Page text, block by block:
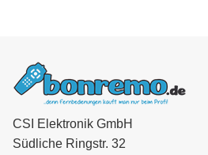
CSI Elektronik GmbH
Südliche Ringstr. 32